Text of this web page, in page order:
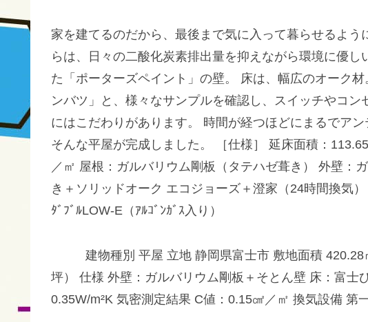
家を建てるのだから、最後まで気に入って暮らせるよ
らは、日々の二酸化炭素排出量を抑えながら環境に優
た「ポーターズペイント」の壁。 床は、幅広のオーク
ンバツ」と、様々なサンプルを確認し、スイッチやコ
にはこだわりがあります。 時間が経つほどにまるでア
そんな平屋が完成しました。 ［仕様］ 延床面積：
／㎡ 屋根：ガルバリウム剛板（タテハゼ葺き） 外壁：
き＋ソリッドオーク エコジョーズ＋澄家（24時間換気
ﾀﾞﾌﾞﾙLOW-E（ｱﾙｺﾞﾝｶﾞｽ入り）
建物種別 平屋 立地 静岡県富士市 敷地面積
坪） 仕様 外壁：ガルバリウム剛板＋そとん壁 床：富士
0.35W/m²K 気密測定結果 C値：0.15㎠／㎡ 換気設備 第